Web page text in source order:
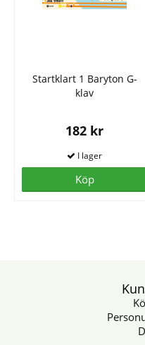
Startklart 1 Baryton G-
klav
182 kr
Köp